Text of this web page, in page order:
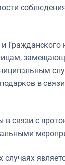
Гражданского
в
в связи с